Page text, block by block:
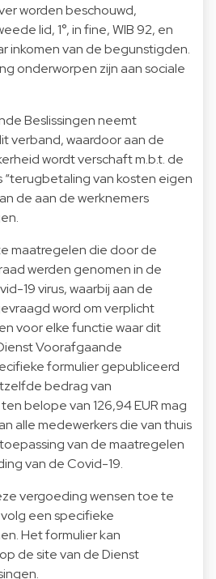
worden beschouwd,
lid, 1°, in fine, WIB 92, en
inkomen van de begunstigden.
onderworpen zijn aan sociale
Beslissingen neemt
verband, waardoor aan de
wordt verschaft m.b.t. de
“terugbetaling van kosten eigen
de aan de werknemers
maatregelen die door de
werden genomen in de
19 virus, waarbij aan de
word om verplicht
voor elke functie waar dit
Voorafgaande
formulier gepubliceerd
bedrag van
belope van 126,94 EUR mag
alle medewerkers die van thuis
van de maatregelen
van de Covid-19.
vergoeding wensen toe te
een specifieke
Het formulier kan
de site van de Dienst